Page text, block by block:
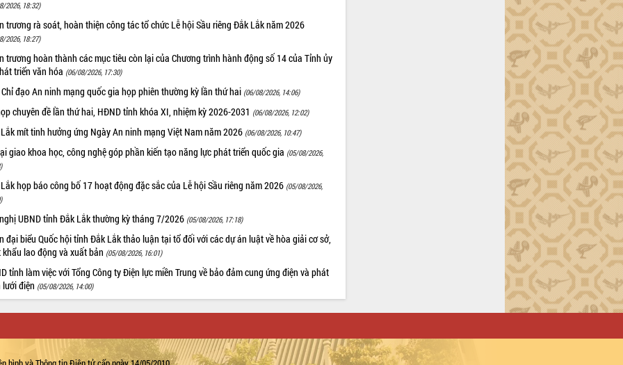
2026, 18:32)
trương rà soát, hoàn thiện công tác tổ chức Lễ hội Sầu riêng Đắk Lắk năm 2026
2026, 18:27)
trương hoàn thành các mục tiêu còn lại của Chương trình hành động số 14 của Tỉnh ủy
triển văn hóa (06/08/2026, 17:30)
đạo An ninh mạng quốc gia họp phiên thường kỳ lần thứ hai (06/08/2026, 14:06)
chuyên đề lần thứ hai, HĐND tỉnh khóa XI, nhiệm kỳ 2026-2031 (06/08/2026, 12:02)
mít tinh hưởng ứng Ngày An ninh mạng Việt Nam năm 2026 (06/08/2026, 10:47)
giao khoa học, công nghệ góp phần kiến tạo năng lực phát triển quốc gia (05/08/2026,
họp báo công bố 17 hoạt động đặc sắc của Lễ hội Sầu riêng năm 2026 (05/08/2026,
UBND tỉnh Đắk Lắk thường kỳ tháng 7/2026 (05/08/2026, 17:18)
đại biểu Quốc hội tỉnh Đắk Lắk thảo luận tại tổ đối với các dự án luật về hòa giải cơ sở,
khẩu lao động và xuất bản (05/08/2026, 16:01)
tỉnh làm việc với Tổng Công ty Điện lực miền Trung về bảo đảm cung ứng điện và phát
lưới điện (05/08/2026, 14:00)